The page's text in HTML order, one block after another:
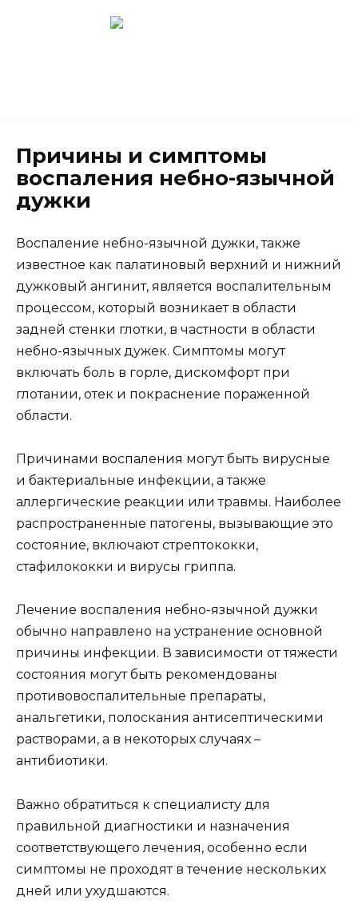
Причины и симптомы
воспаления небно-язычной
дужки
Воспаление небно-язычной дужки, также
известное как палатиновый верхний и нижний
дужковый ангинит, является воспалительным
процессом, который возникает в области
задней стенки глотки, в частности в области
небно-язычных дужек. Симптомы могут
включать боль в горле, дискомфорт при
глотании, отек и покраснение пораженной
области.
Причинами воспаления могут быть вирусные
и бактериальные инфекции, а также
аллергические реакции или травмы. Наиболее
распространенные патогены, вызывающие это
состояние, включают стрептококки,
стафилококки и вирусы гриппа.
Лечение воспаления небно-язычной дужки
обычно направлено на устранение основной
причины инфекции. В зависимости от тяжести
состояния могут быть рекомендованы
противовоспалительные препараты,
анальгетики, полоскания антисептическими
растворами, а в некоторых случаях –
антибиотики.
Важно обратиться к специалисту для
правильной диагностики и назначения
соответствующего лечения, особенно если
симптомы не проходят в течение нескольких
дней или ухудшаются.